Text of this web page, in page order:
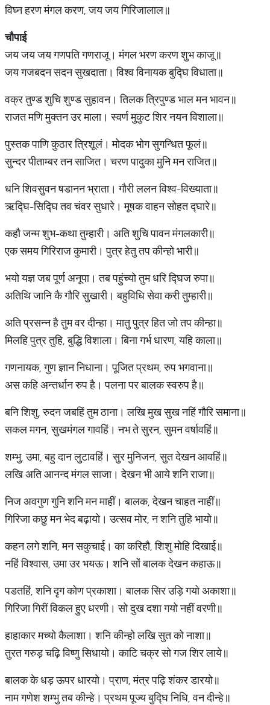
विघ्न हरण मंगल करण, जय जय गिरिजालाल॥
चौपाई
जय जय जय गणपति गणराजू। मंगल भरण करण शुभ काजू॥
जय गजबदन सदन सुखदाता। विश्व विनायक बुद्घि विधाता॥
वक्र तुण्ड शुचि शुण्ड सुहावन। तिलक त्रिपुण्ड भाल मन भावन॥
राजत मणि मुक्तन उर माला। स्वर्ण मुकुट शिर नयन विशाला॥
पुस्तक पाणि कुठार त्रिशूलं। मोदक भोग सुगन्धित फूलं॥
सुन्दर पीताम्बर तन साजित। चरण पादुका मुनि मन राजित॥
धनि शिवसुवन षडानन भ्राता। गौरी ललन विश्व-विख्याता॥
ऋद्घि-सिद्घि तव चंवर सुधारे। मूषक वाहन सोहत द्घारे॥
कहौ जन्म शुभ-कथा तुम्हारी। अति शुचि पावन मंगलकारी॥
एक समय गिरिराज कुमारी। पुत्र हेतु तप कीन्हो भारी॥
भयो यज्ञ जब पूर्ण अनूपा। तब पहुंच्यो तुम धरि द्घिज रुपा॥
अतिथि जानि कै गौरि सुखारी। बहुविधि सेवा करी तुम्हारी॥
अति प्रसन्न है तुम वर दीन्हा। मातु पुत्र हित जो तप कीन्हा॥
मिलहि पुत्र तुहि, बुद्धि विशाला। बिना गर्भ धारण, यहि काला॥
गणनायक, गुण ज्ञान निधाना। पूजित प्रथम, रुप भगवाना॥
अस कहि अन्तर्धान रुप है। पलना पर बालक स्वरुप है॥
बनि शिशु, रुदन जबहिं तुम ठाना। लखि मुख सुख नहिं गौरि समाना॥
सकल मगन, सुखमंगल गावहिं। नभ ते सुरन, सुमन वर्षावहिं॥
शम्भु, उमा, बहु दान लुटावहिं। सुर मुनिजन, सुत देखन आवहिं॥
लखि अति आनन्द मंगल साजा। देखन भी आये शनि राजा॥
निज अवगुण गुनि शनि मन माहीं। बालक, देखन चाहत नाहीं॥
गिरिजा कछु मन भेद बढ़ायो। उत्सव मोर, न शनि तुहि भायो॥
कहन लगे शनि, मन सकुचाई। का करिहौ, शिशु मोहि दिखाई॥
नहिं विश्वास, उमा उर भयऊ। शनि सों बालक देखन कहाऊ॥
पडतहिं, शनि दृग कोण प्रकाशा। बालक सिर उड़ि गयो अकाशा॥
गिरिजा गिरीं विकल हुए धरणी। सो दुख दशा गयो नहीं वरणी॥
हाहाकार मच्यो कैलाशा। शनि कीन्हो लखि सुत को नाशा॥
तुरत गरुड़ चढ़ि विष्णु सिधायो। काटि चक्र सो गज शिर लाये॥
बालक के धड़ ऊपर धारयो। प्राण, मंत्र पढ़ि शंकर डारयो॥
नाम गणेश शम्भु तब कीन्हे। प्रथम पूज्य बुद्घि निधि, वन दीन्हे॥